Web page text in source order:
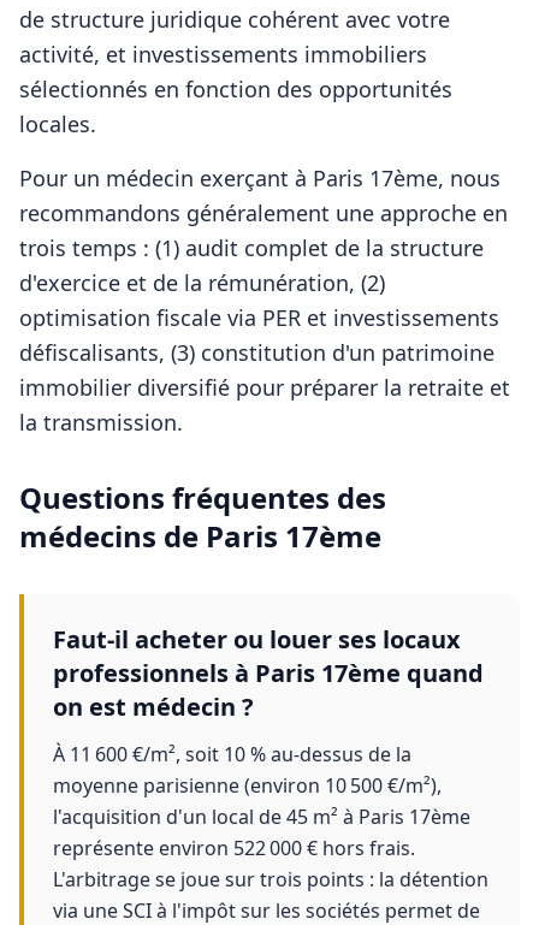
de structure juridique cohérent avec votre
activité, et investissements immobiliers
sélectionnés en fonction des opportunités
locales.
Pour un médecin exerçant à Paris 17ème, nous
recommandons généralement une approche en
trois temps : (1) audit complet de la structure
d'exercice et de la rémunération, (2)
optimisation fiscale via PER et investissements
défiscalisants, (3) constitution d'un patrimoine
immobilier diversifié pour préparer la retraite et
la transmission.
Questions fréquentes des
médecins de Paris 17ème
Faut-il acheter ou louer ses locaux
professionnels à Paris 17ème quand
on est médecin ?
À 11 600 €/m², soit 10 % au-dessus de la
moyenne parisienne (environ 10 500 €/m²),
l'acquisition d'un local de 45 m² à Paris 17ème
représente environ 522 000 € hors frais.
L'arbitrage se joue sur trois points : la détention
via une SCI à l'impôt sur les sociétés permet de